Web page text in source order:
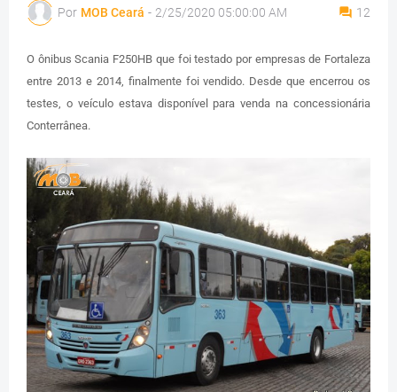
Por MOB Ceará - 2/25/2020 05:00:00 AM 12
O ônibus Scania F250HB que foi testado por empresas de Fortaleza
entre 2013 e 2014, finalmente foi vendido. Desde que encerrou os
testes, o veículo estava disponível para venda na concessionária
Conterrânea.